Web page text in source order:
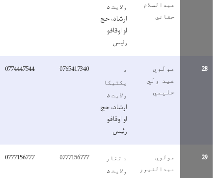
عبدالسلام
حقاني
ولایت د
ارشاد، حج
او اوقافو
رئیس
مولوي
عید ولي
حلیمي
پکتیکا
ولایت د
ارشاد، حج
او اوقافو
رئیس
0765417340
0774447544
مولوي
عبدالغیور
د تخار
ولایت د
0777156777
0777156777